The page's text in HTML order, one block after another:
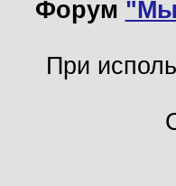
Форум "Мы
При